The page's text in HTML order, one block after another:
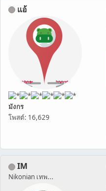
แอ้
มังกร
โพสต์: 16,629
IM
Nikonian เทพ...